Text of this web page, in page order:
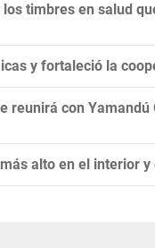
timbres en salud
y fortaleció la
reunirá con Yamandú
alto en el interior